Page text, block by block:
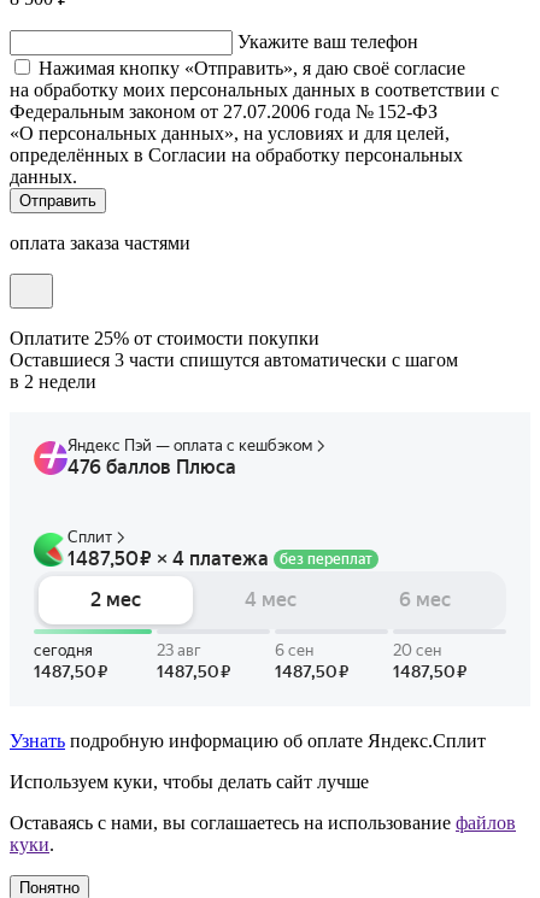
Укажите ваш телефон
Нажимая кнопку «Отправить», я даю своё согласие
на обработку моих персональных данных в соответствии с
Федеральным законом от 27.07.2006 года № 152-ФЗ
«О персональных данных», на условиях и для целей,
определённых в Согласии на обработку персональных
данных.
Отправить
оплата заказа частями
Оплатите 25% от стоимости покупки
Оставшиеся 3 части спишутся автоматически с шагом
в 2 недели
Узнать подробную информацию об оплате Яндекс.Сплит
Используем куки, чтобы делать сайт лучше
Оставаясь с нами, вы соглашаетесь на использование файлов
куки.
Понятно